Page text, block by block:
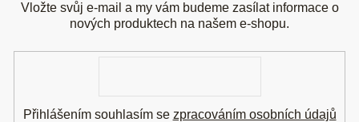
Vložte svůj e-mail a my vám budeme zasílat informace o
nových produktech na našem e-shopu.
Přihlášením souhlasím se zpracováním osobních údajů